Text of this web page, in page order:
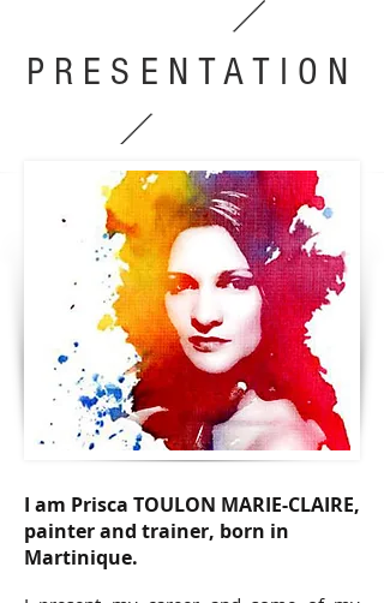
PRESENTATION
I am Prisca TOULON MARIE-CLAIRE,
painter and trainer, born in
Martinique.